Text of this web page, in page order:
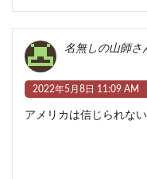
名無しの山師さ
2022年5月8日 11:09 AM
アメリカは信じられな